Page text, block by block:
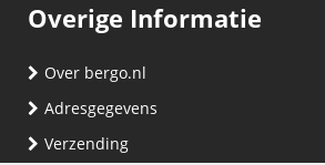
Overige Informatie
Over bergo.nl
Adresgegevens
Verzending